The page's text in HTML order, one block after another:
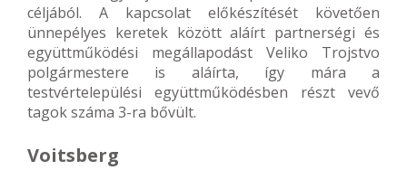
céljából. A kapcsolat előkészítését követően
ünnepélyes keretek között aláírt partnerségi és
együttműködési megállapodást Veliko Trojstvo
polgármestere is aláírta, így mára a
testvértelepülési együttműködésben részt vevő
tagok száma 3-ra bővült.
Voitsberg